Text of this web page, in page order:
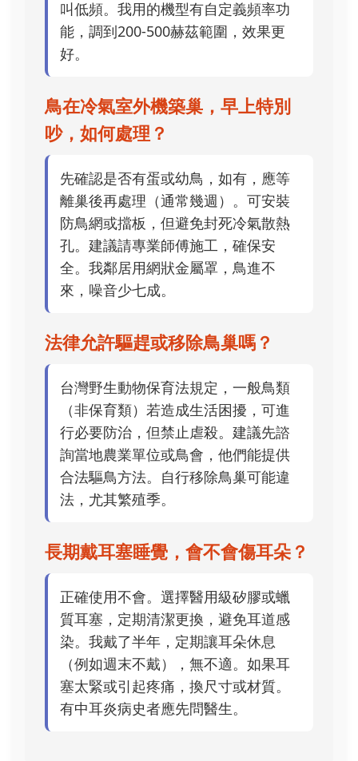
叫低頻。我用的機型有自定義頻率功
能，調到200-500赫茲範圍，效果更
好。
鳥在冷氣室外機築巢，早上特別
吵，如何處理？
先確認是否有蛋或幼鳥，如有，應等
離巢後再處理（通常幾週）。可安裝
防鳥網或擋板，但避免封死冷氣散熱
孔。建議請專業師傅施工，確保安
全。我鄰居用網狀金屬罩，鳥進不
來，噪音少七成。
法律允許驅趕或移除鳥巢嗎？
台灣野生動物保育法規定，一般鳥類
（非保育類）若造成生活困擾，可進
行必要防治，但禁止虐殺。建議先諮
詢當地農業單位或鳥會，他們能提供
合法驅鳥方法。自行移除鳥巢可能違
法，尤其繁殖季。
長期戴耳塞睡覺，會不會傷耳朵？
正確使用不會。選擇醫用級矽膠或蠟
質耳塞，定期清潔更換，避免耳道感
染。我戴了半年，定期讓耳朵休息
（例如週末不戴），無不適。如果耳
塞太緊或引起疼痛，換尺寸或材質。
有中耳炎病史者應先問醫生。